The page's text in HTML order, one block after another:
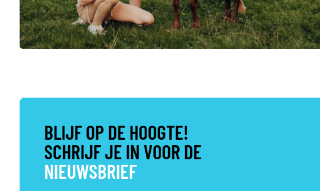
BLIJF OP DE HOOGTE!
SCHRIJF JE IN VOOR DE
NIEUWSBRIEF